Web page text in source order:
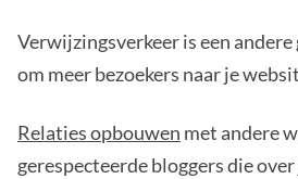
Verwijzingsverkeer is een
om meer bezoekers naar je
Relaties opbouwen met andere
gerespecteerde bloggers die